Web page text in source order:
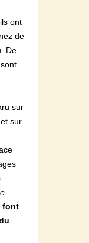
ont
de
De
sur
sur
font